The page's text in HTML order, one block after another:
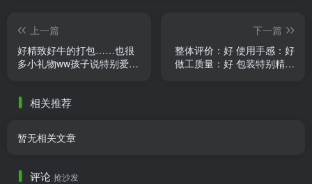
上一篇
好精致好牛的打包……也很
多小礼物ww孩子说特别爱
下一篇
整体评价：好 使用手感：好
做工质量：好 包装特别精致
相关推荐
暂无相关文章
评论 抢沙发